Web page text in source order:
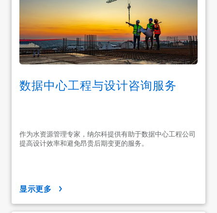
数据中心工程与设计咨询服务
作为水资源管理专家，纳尔科提供有助于数据中心工程公司
提高设计效率和避免昂贵后期变更的服务。
显示更多